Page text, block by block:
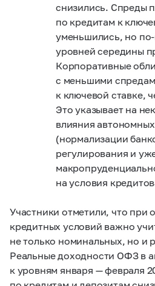
снизились. Спреды
по кредитам к
уменьшились, но
уровней середины
Корпоративные
с меньшими
к ключевой ставке,
Это указывает на
влияния
(нормализации
регулирования и
на условия
Участники отметили, что при
кредитных условий важно
не только номинальных, но и
Реальные доходности ОФЗ в
к уровням января — февраля